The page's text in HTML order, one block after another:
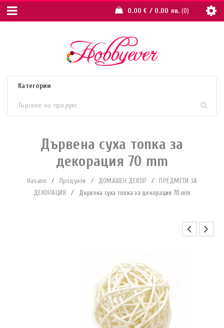
0.00€ / 0.00 лв. 0
Дървена суха топка за
декорация 70 mm
Начало / Продукти / ДОМАШЕН ДЕКОР /
ПРЕДМЕТИ ЗА
ДЕКОРАЦИЯ
/ Дървена суха топка за декорация 70 mm